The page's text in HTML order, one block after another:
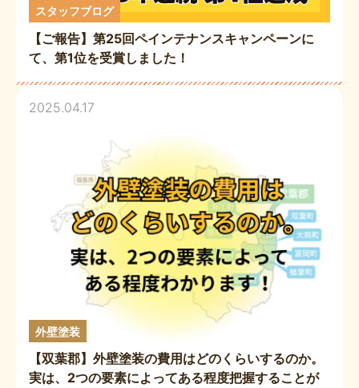
スタッフブログ
【ご報告】第25回ペインテナンスキャンペーンに
て、第1位を受賞しました！
2025.04.17
外壁塗装
【双葉郡】外壁塗装の費用はどのくらいするのか。
実は、2つの要素によってある程度把握することが